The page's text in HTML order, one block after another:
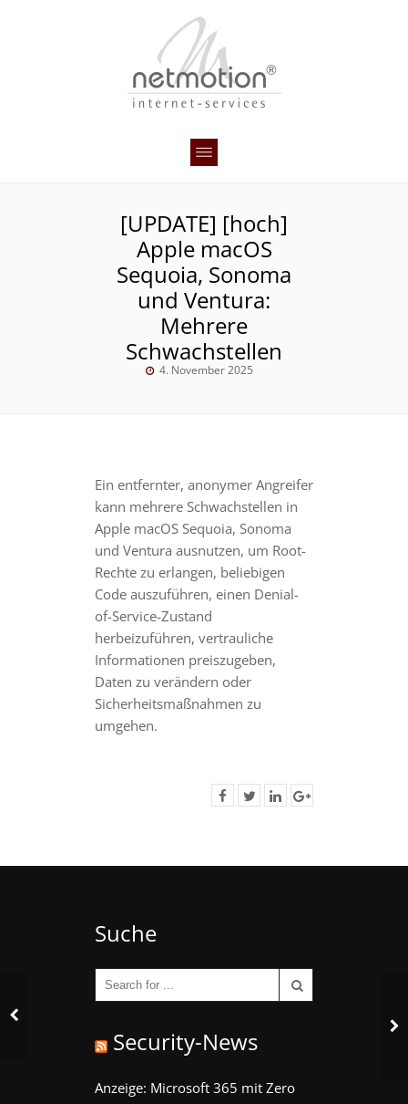
[UPDATE] [hoch]
Apple macOS
Sequoia, Sonoma
und Ventura:
Mehrere
Schwachstellen
4. November 2025
Ein entfernter, anonymer Angreifer
kann mehrere Schwachstellen in
Apple macOS Sequoia, Sonoma
und Ventura ausnutzen, um Root-
Rechte zu erlangen, beliebigen
Code auszuführen, einen Denial-
of-Service-Zustand
herbeizuführen, vertrauliche
Informationen preiszugeben,
Daten zu verändern oder
Sicherheitsmaßnahmen zu
umgehen.
Suche
Security-News
Anzeige: Microsoft 365 mit Zero